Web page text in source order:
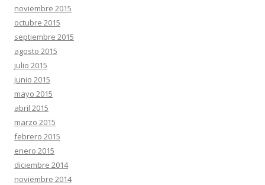
noviembre 2015
octubre 2015
septiembre 2015
agosto 2015
julio 2015
junio 2015
mayo 2015
abril 2015
marzo 2015
febrero 2015
enero 2015
diciembre 2014
noviembre 2014